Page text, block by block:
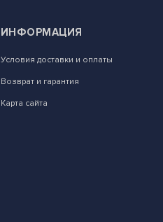
ИНФОРМАЦИЯ
Условия доставки и оплаты
Возврат и гарантия
Карта сайта